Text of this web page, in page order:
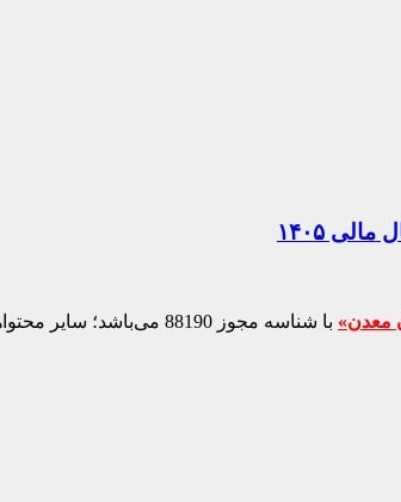
معدن» با شناسه مجوز 88190 می‌باشد؛ سایر محتواهای درج‌شده بازنشر و با ذکر منبع است.